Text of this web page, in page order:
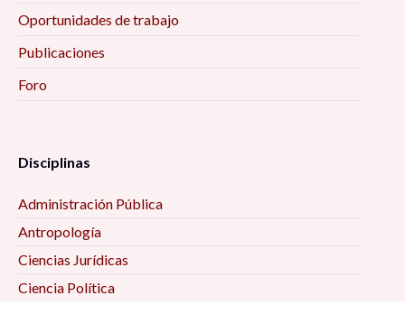
Oportunidades de trabajo
Publicaciones
Foro
Disciplinas
Administración Pública
Antropología
Ciencias Jurídicas
Ciencia Política